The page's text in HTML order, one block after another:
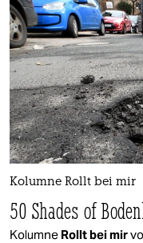
Kolumne Rollt bei mir
50 Shades of
Kolumne Rollt bei mir